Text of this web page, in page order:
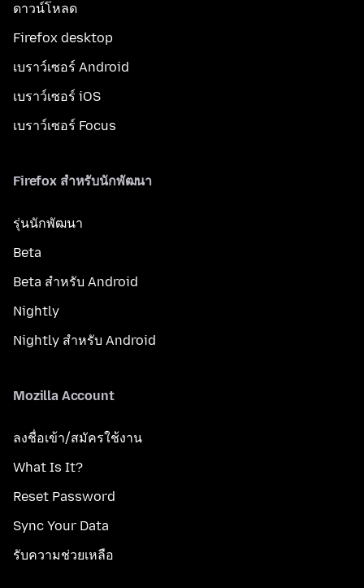
ดาวน์โหลด
Firefox desktop
เบราว์เซอร์ Android
เบราว์เซอร์ iOS
เบราว์เซอร์ Focus
Firefox สำหรับนักพัฒนา
รุ่นนักพัฒนา
Beta
Beta สำหรับ Android
Nightly
Nightly สำหรับ Android
Mozilla Account
ลงชื่อเข้า/สมัครใช้งาน
What Is It?
Reset Password
Sync Your Data
รับความช่วยเหลือ